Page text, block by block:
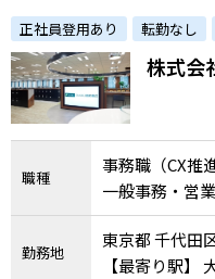
正社員登用あり 転勤なし
株式会
職種
事務職（CX推
一般事務・営
勤務地
東京都 千代田
【